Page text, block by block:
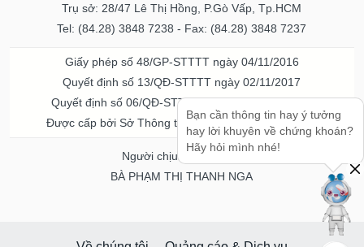
Trụ sở: 28/47 Lê Thị Hồng, P.Gò Vấp, Tp.HCM
Tel: (84.28) 3848 7238 - Fax: (84.28) 3848 7237
Giấy phép số 48/GP-STTTT ngày 04/11/2016
Quyết định số 13/QĐ-STTTT ngày 02/11/2017
Quyết định số 06/QĐ-STTTT-ICP ngày 20/07/2023
Được cấp bởi Sở Thông tin và Truyền thông TPHCM
Người chịu trách nhiệm
BÀ PHẠM THỊ THANH NGA
Bạn cần thông tin hay ý tưởng
hay lời khuyên về chứng khoán?
Hãy hỏi mình nhé!